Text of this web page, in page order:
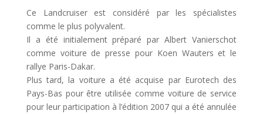
Ce Landcruiser est considéré par les spécialistes
comme le plus polyvalent.
Il a été initialement préparé par Albert Vanierschot
comme voiture de presse pour Koen Wauters et le
rallye Paris-Dakar.
Plus tard, la voiture a été acquise par Eurotech des
Pays-Bas pour être utilisée comme voiture de service
pour leur participation à l’édition 2007 qui a été annulée